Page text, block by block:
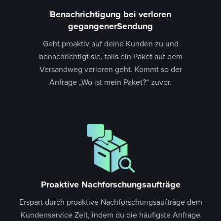
Benachrichtigung bei verloren
gegangenerSendung
Geht proaktiv auf deine Kunden zu und
benachrichtigt sie, falls ein Paket auf dem
Versandweg verloren geht. Kommt so der
Anfrage „Wo ist mein Paket?“ zuvor.
Proaktive Nachforschungsaufträge
Erspart durch proaktive Nachforschungsaufträge dem
Kundenservice Zeit, indem du die häufigste Anfrage